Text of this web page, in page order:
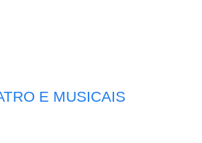
E MUSICAIS